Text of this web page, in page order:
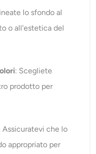
lo sfondo al
o all'estetica del
: Scegliete
prodotto per
Assicuratevi che lo
appropriato per